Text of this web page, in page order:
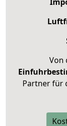
Von
Partner für